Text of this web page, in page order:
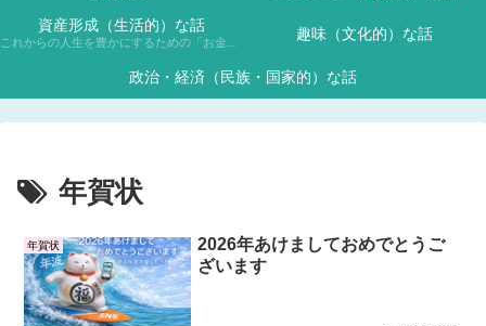
資産形成（生活的）な話
これからの人生を豊かにするための「お金との付き合い方」について、NISAや投資信託などを通じて学んでいきます。 趣味（文化的）な話
政治・経済（民族・国家的）な話
年賀状
年賀状
2026年あけましておめでとうご
ざいます